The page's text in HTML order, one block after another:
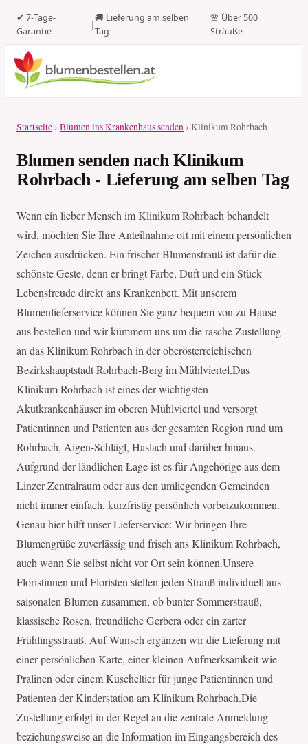
✔ 7-Tage-
Garantie
|
🚚 Lieferung am selben
Tag
|
🌸 Über 500
Sträuße
Startseite› Blumen ins Krankenhaus senden› Klinikum Rohrbach
Blumen senden nach Klinikum
Rohrbach - Lieferung am selben Tag
Wenn ein lieber Mensch im Klinikum Rohrbach behandelt
wird, möchten Sie Ihre Anteilnahme oft mit einem persönlichen
Zeichen ausdrücken. Ein frischer Blumenstrauß ist dafür die
schönste Geste, denn er bringt Farbe, Duft und ein Stück
Lebensfreude direkt ans Krankenbett. Mit unserem
Blumenlieferservice können Sie ganz bequem von zu Hause
aus bestellen und wir kümmern uns um die rasche Zustellung
an das Klinikum Rohrbach in der oberösterreichischen
Bezirkshauptstadt Rohrbach-Berg im Mühlviertel.Das
Klinikum Rohrbach ist eines der wichtigsten
Akutkrankenhäuser im oberen Mühlviertel und versorgt
Patientinnen und Patienten aus der gesamten Region rund um
Rohrbach, Aigen-Schlägl, Haslach und darüber hinaus.
Aufgrund der ländlichen Lage ist es für Angehörige aus dem
Linzer Zentralraum oder aus den umliegenden Gemeinden
nicht immer einfach, kurzfristig persönlich vorbeizukommen.
Genau hier hilft unser Lieferservice: Wir bringen Ihre
Blumengrüße zuverlässig und frisch ans Klinikum Rohrbach,
auch wenn Sie selbst nicht vor Ort sein können.Unsere
Floristinnen und Floristen stellen jeden Strauß individuell aus
saisonalen Blumen zusammen, ob bunter Sommerstrauß,
klassische Rosen, freundliche Gerbera oder ein zarter
Frühlingsstrauß. Auf Wunsch ergänzen wir die Lieferung mit
einer persönlichen Karte, einer kleinen Aufmerksamkeit wie
Pralinen oder einem Kuscheltier für junge Patientinnen und
Patienten der Kinderstation am Klinikum Rohrbach.Die
Zustellung erfolgt in der Regel an die zentrale Anmeldung
beziehungsweise an die Information im Eingangsbereich des